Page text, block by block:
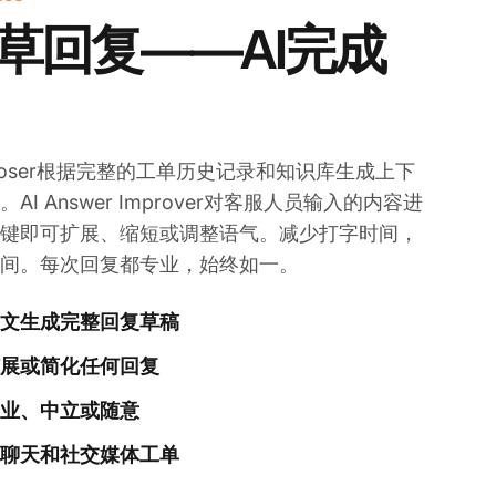
回复——AI完成
根据完整的工单历史记录和知识库生成上下
AI Answer Improver对客服人员输入的内容进
可扩展、缩短或调整语气。减少打字时间，
。每次回复都专业，始终如一。
生成完整回复草稿
或简化任何回复
、中立或随意
天和社交媒体工单